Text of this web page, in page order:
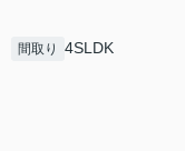
間取り 4SLDK